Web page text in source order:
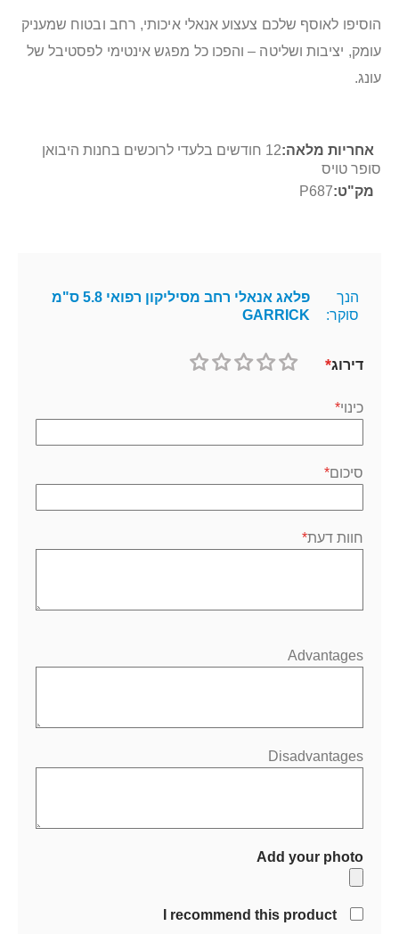
הוסיפו לאוסף שלכם צעצוע אנאלי איכותי, רחב ובטוח שמעניק
עומק, יציבות ושליטה – והפכו כל מפגש אינטימי לפסטיבל של
עונג.
מידע
נוסף
12 חודשים בלעדי לרוכשים בחנות היבואן
סופר טויס
P687
הנך
סוקר:
פלאג אנאלי רחב מסיליקון רפואי 5.8 ס"מ
GARRICK
דירוג
כינוי
סיכום
חוות דעת
Advantages
Disadvantages
Add your photo
I recommend this product